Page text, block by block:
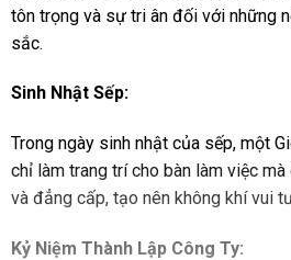
tôn trọng và sự tri ân đối với những
sắc.
Sinh Nhật Sếp:
Trong ngày sinh nhật của sếp, một
chỉ làm trang trí cho bàn làm việc
và đẳng cấp, tạo nên không khí vui
Kỷ Niệm Thành Lập Công Ty: